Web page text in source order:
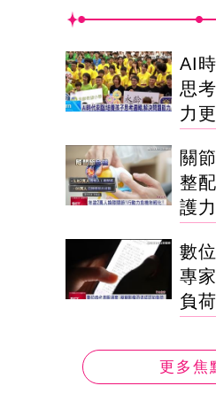
AI
思
力
關
整
護力
數
專
負
更多焦